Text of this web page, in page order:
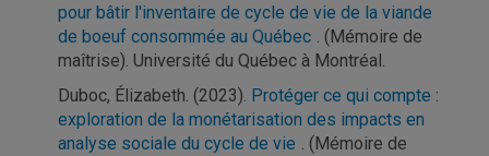
pour bâtir l'inventaire de cycle de vie de la viande
de boeuf consommée au Québec . (Mémoire de
maîtrise). Université du Québec à Montréal.
Duboc, Élizabeth. (2023). Protéger ce qui compte :
exploration de la monétarisation des impacts en
analyse sociale du cycle de vie . (Mémoire de